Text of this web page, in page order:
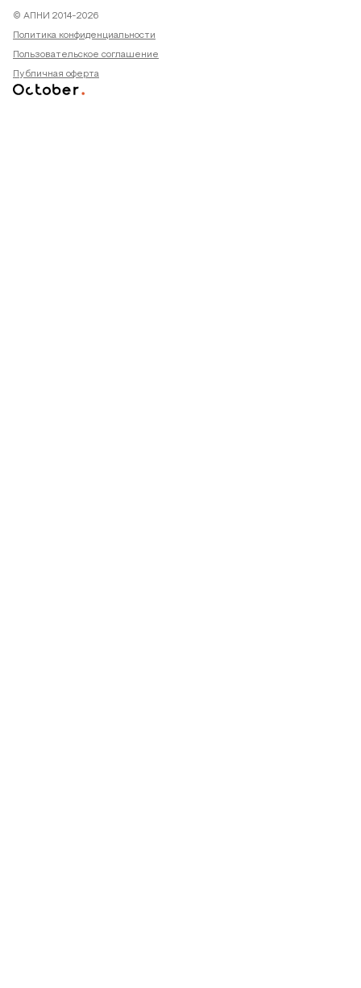
© АПНИ 2014-2026
Политика конфиденциальности
Пользовательское соглашение
Публичная оферта